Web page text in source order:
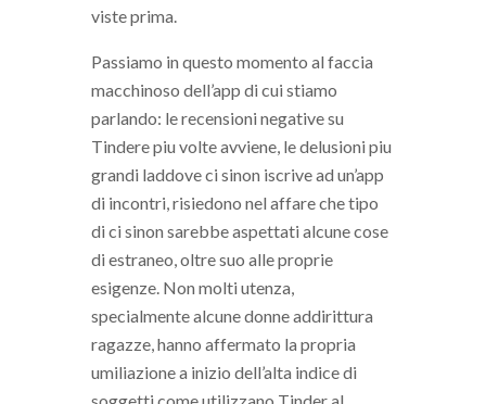
viste prima.
Passiamo in questo momento al faccia
macchinoso dell’app di cui stiamo
parlando: le recensioni negative su
Tindere piu volte avviene, le delusioni piu
grandi laddove ci sinon iscrive ad un’app
di incontri, risiedono nel affare che tipo
di ci sinon sarebbe aspettati alcune cose
di estraneo, oltre suo alle proprie
esigenze. Non molti utenza,
specialmente alcune donne addirittura
ragazze, hanno affermato la propria
umiliazione a inizio dell’alta indice di